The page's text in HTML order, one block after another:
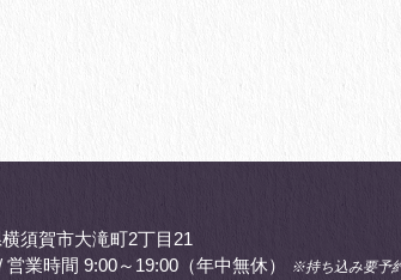
須賀市大滝町2丁目21
営業時間 9:00～19:00（年中無休） ※持ち込み要予